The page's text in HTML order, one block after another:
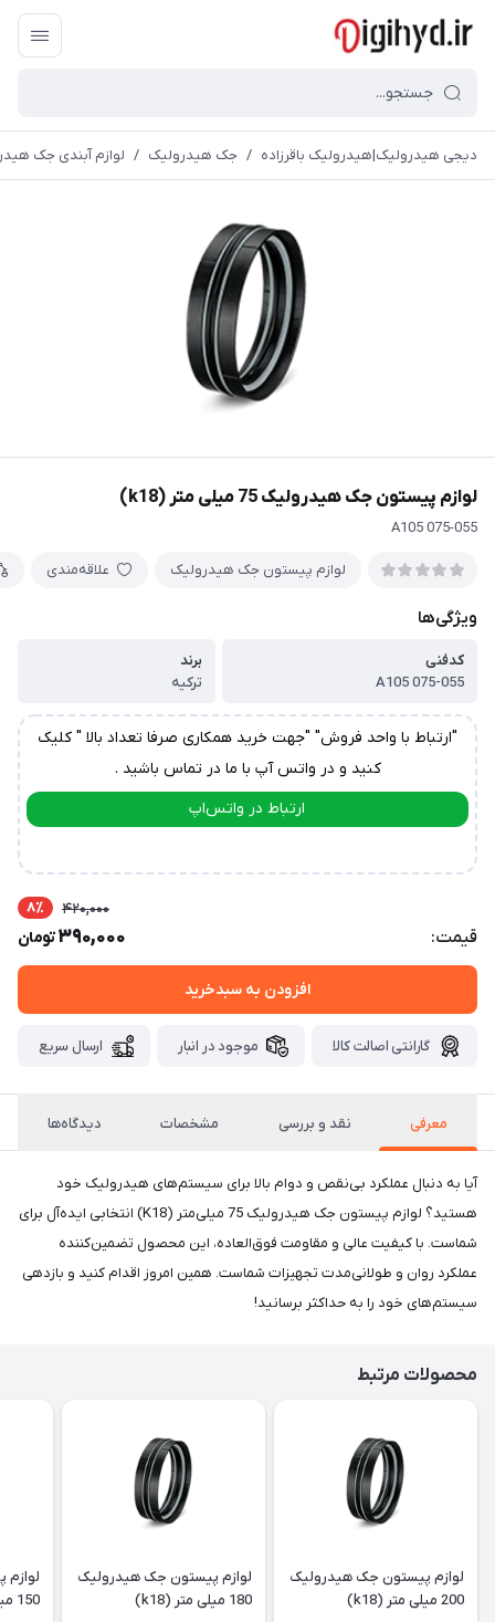
دیجی هیدرولیک|هیدرولیک باقرزاده / جک هیدرولیک / لوازم آبندی جک
لوازم پیستون جک هیدرولیک 75 میلی متر (k18)
A105 075-055
لوازم پیستون جک هیدرولیک علاقه‌مندی
ویژگی‌ها
کدفنی
A105 075-055
برند
ترکیه
"ارتباط با واحد فروش" "جهت خرید همکاری صرفا تعداد بالا " کلیک
کنید و در واتس آپ با ما در تماس باشید .
ارتباط در واتس‌اپ
قیمت:
420,000 8٪
390,000تومان
افزودن به سبدخرید
گارانتی اصالت کالا موجود در انبار ارسال سریع
معرفی نقد و بررسی مشخصات دیدگاه‌ها
آیا به دنبال عملکرد بی‌نقص و دوام بالا برای سیستم‌های هیدرولیک خود
هستید؟ لوازم پیستون جک هیدرولیک 75 میلی‌متر (K18) انتخابی ایده‌آل برای
شماست. با کیفیت عالی و مقاومت فوق‌العاده، این محصول تضمین‌کننده
عملکرد روان و طولانی‌مدت تجهیزات شماست. همین امروز اقدام کنید و بازدهی
سیستم‌های خود را به حداکثر برسانید!
محصولات مرتبط
لوازم پیستون جک هیدرولیک
200 میلی متر (k18)
لوازم پیستون جک هیدرولیک
180 میلی متر (k18)
150 میلی متر (k18)